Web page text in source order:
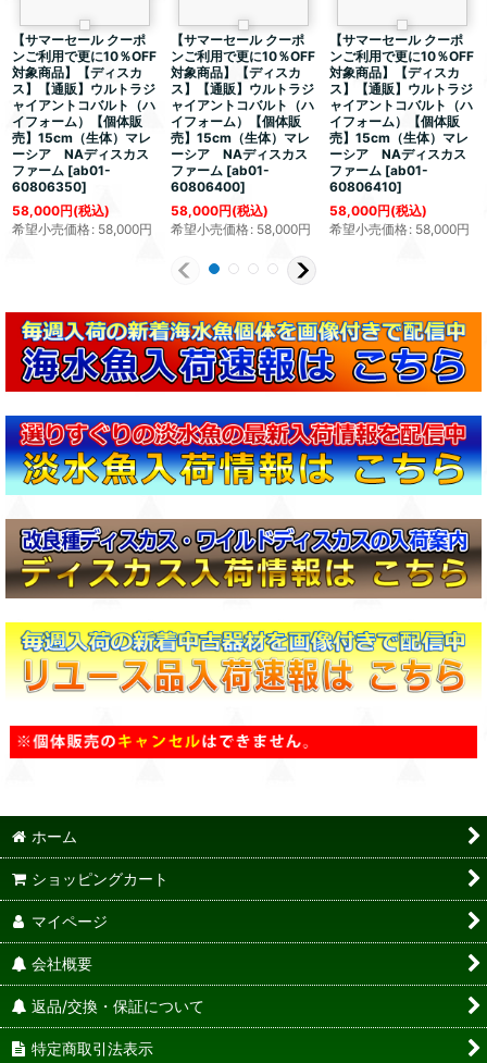
【サマーセール クーポ
ンご利用で更に10％OFF
対象商品】【ディスカ
ス】【通販】ウルトラジ
ャイアントコバルト（ハ
イフォーム）【個体販
売】15cm（生体）マレ
ーシア NAディスカス
ファーム [ab01-
60806350]
58,000円(税込)
希望小売価格: 58,000円
【サマーセール クーポ
ンご利用で更に10％OFF
対象商品】【ディスカ
ス】【通販】ウルトラジ
ャイアントコバルト（ハ
イフォーム）【個体販
売】15cm（生体）マレ
ーシア NAディスカス
ファーム [ab01-
60806400]
58,000円(税込)
希望小売価格: 58,000円
【サマーセール クーポ
ンご利用で更に10％OFF
対象商品】【ディスカ
ス】【通販】ウルトラジ
ャイアントコバルト（ハ
イフォーム）【個体販
売】15cm（生体）マレ
ーシア NAディスカス
ファーム [ab01-
60806410]
58,000円(税込)
希望小売価格: 58,000円
ホーム
ショッピングカート
マイページ
会社概要
返品/交換・保証について
特定商取引法表示